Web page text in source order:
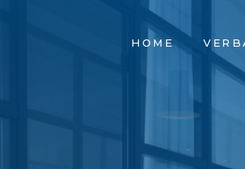
NAVIGATION
ÜBERSPRINGEN
HOME